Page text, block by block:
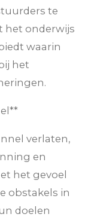
te
het onderwijs
waarin
het
verlaten,
en
het gevoel
obstakels in
doelen